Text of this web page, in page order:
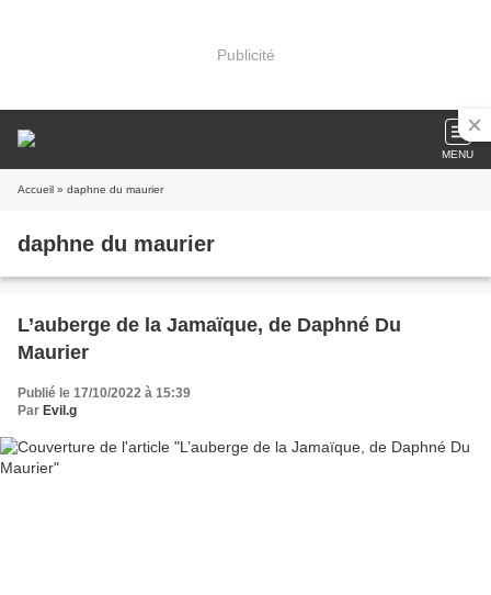
Publicité
MENU
Accueil » daphne du maurier
daphne du maurier
L’auberge de la Jamaïque, de Daphné Du
Maurier
Publié le 17/10/2022 à 15:39
Par Evil.g